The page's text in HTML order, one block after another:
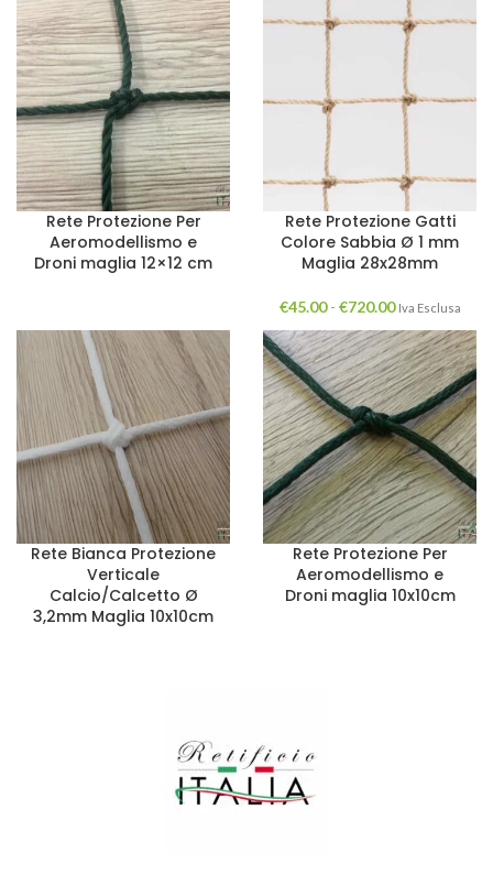
Rete Protezione Per
Aeromodellismo e
Droni maglia 12×12 cm
Rete Protezione Gatti
Colore Sabbia Ø 1 mm
Maglia 28x28mm
€45.00 - €720.00 Iva Esclusa
Rete Bianca Protezione
Verticale
Calcio/Calcetto Ø
3,2mm Maglia 10x10cm
Rete Protezione Per
Aeromodellismo e
Droni maglia 10x10cm